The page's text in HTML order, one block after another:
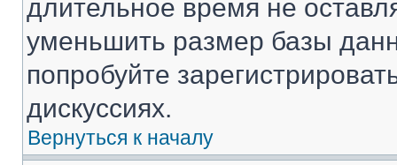
длительное время не
уменьшить размер базы
попробуйте
дискуссиях.
Вернуться к началу